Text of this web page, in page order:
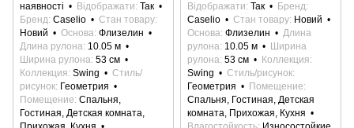
наявності
Відображати Так
Бренд Caselio
Стан товару
Новий
Основа Флизелин
Длина рулона 10.05 м
Ширина рулона 53 см
Коллекция Swing
Стиль/
рисунок Геометрия
Помещение Спальня,
Гостиная, Детская комната,
Відображати Так
Бренд
Caselio
Стан товару Новий
Основа Флизелин
Длина
рулона 10.05 м
Ширина
рулона 53 см
Коллекция
Swing
Стиль/рисунок
Геометрия
Помещение
Спальня, Гостиная, Детская
комната, Прихожая, Кухня